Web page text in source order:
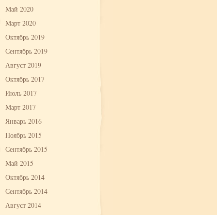
Май 2020
Март 2020
Октябрь 2019
Сентябрь 2019
Август 2019
Октябрь 2017
Июль 2017
Март 2017
Январь 2016
Ноябрь 2015
Сентябрь 2015
Май 2015
Октябрь 2014
Сентябрь 2014
Август 2014